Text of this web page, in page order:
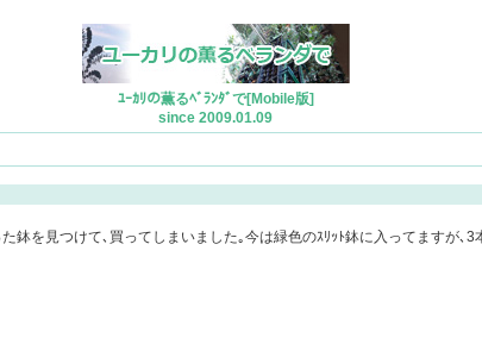
ﾕｰｶﾘの薫るﾍﾞﾗﾝﾀﾞで[Mobile版]
since 2009.01.09
を見つけて､買ってしまいました｡今は緑色のｽﾘｯﾄ鉢に入ってますが､